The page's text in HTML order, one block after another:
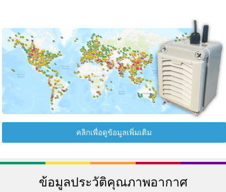
คลิกเพื่อดูข้อมูลเพิ่มเติม
ข้อมูลประวัติคุณภาพอากาศ